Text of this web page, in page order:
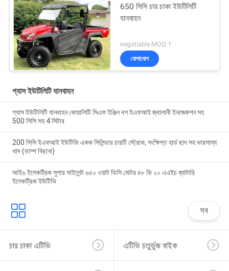
650 সিসি চার চাকা ইউটিলিটি
যানবাহন
negotiable MOQ:1
যোগাযোগ
গ্যাস ইউটিলিটি যানবাহন
গ্যাস ইউটিলিটি যানবাহন কোয়ালিটি সিএফ ইঞ্জিন বশ ইএফআই জ্বালানী ইনজেকশন সহ
500 সিসি সহ 4 সিটার
200 সিসি ইএফআই ইউটিভি একক সিলিন্ডার চারটি স্ট্রোক, সংক্ষিপ্ত হার্ড ছাদ সহ ভারসাম্য
খাদ (ডাম্প বিছানা)
আই৬ ইলেকট্রিক সুপার সাইলেন্ট ৬৫০ ওয়াট ডিসি মোটর ৪৮ ভি ২০ এএইচ ব্যাটারি
ইলেকট্রিক ইউটিভি
সব
চার চাকা এটিভি এটিভি চতুর্ভুজ বাইক